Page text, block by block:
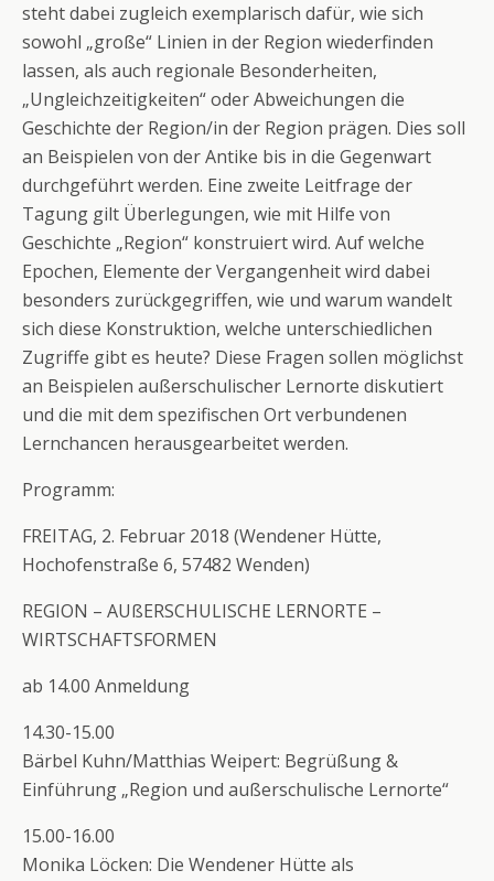
steht dabei zugleich exemplarisch dafür, wie sich
sowohl „große“ Linien in der Region wiederfinden
lassen, als auch regionale Besonderheiten,
„Ungleichzeitigkeiten“ oder Abweichungen die
Geschichte der Region/in der Region prägen. Dies soll
an Beispielen von der Antike bis in die Gegenwart
durchgeführt werden. Eine zweite Leitfrage der
Tagung gilt Überlegungen, wie mit Hilfe von
Geschichte „Region“ konstruiert wird. Auf welche
Epochen, Elemente der Vergangenheit wird dabei
besonders zurückgegriffen, wie und warum wandelt
sich diese Konstruktion, welche unterschiedlichen
Zugriffe gibt es heute? Diese Fragen sollen möglichst
an Beispielen außerschulischer Lernorte diskutiert
und die mit dem spezifischen Ort verbundenen
Lernchancen herausgearbeitet werden.
Programm:
FREITAG, 2. Februar 2018 (Wendener Hütte,
Hochofenstraße 6, 57482 Wenden)
REGION – AUßERSCHULISCHE LERNORTE –
WIRTSCHAFTSFORMEN
ab 14.00 Anmeldung
14.30-15.00
Bärbel Kuhn/Matthias Weipert: Begrüßung &
Einführung „Region und außerschulische Lernorte“
15.00-16.00
Monika Löcken: Die Wendener Hütte als